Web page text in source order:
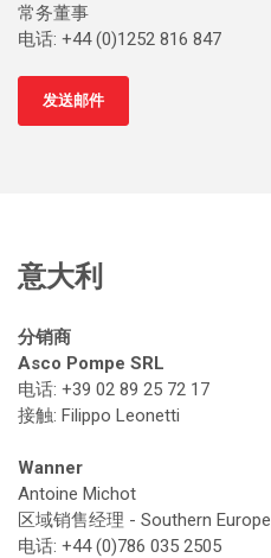
常务董事
电话: +44 (0)1252 816 847
发送邮件
意大利
分销商
Asco Pompe SRL
电话: +39 02 89 25 72 17
接触: Filippo Leonetti
Wanner
Antoine Michot
区域销售经理 - Southern Europe
电话: +44 (0)786 035 2505